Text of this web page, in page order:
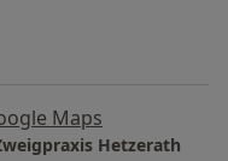
Maps
Hetzerath